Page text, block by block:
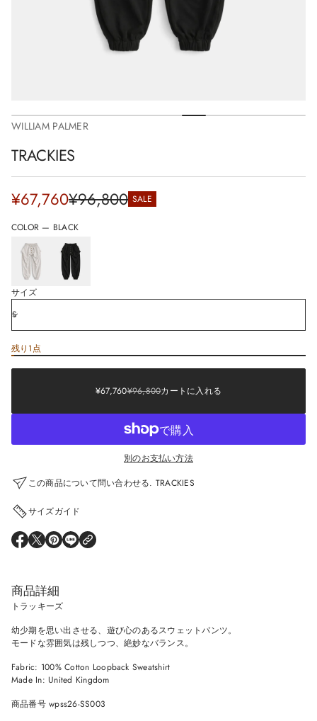
WILLIAM PALMER
TRACKIES
Sale
price
¥67,760Regular
price
¥96,800 SALE
COLOR — BLACK
サイズ
残り1点
price
SALE
¥67,760REGULAR
¥96,800カートに入れる
別のお支払い方法
この商品について問い合わせる. TRACKIES
サイズガイド
O
S
I
N
A
E
W
I
N
D
W
.
O
S
I
N
A
E
W
I
N
D
W
.
O
S
I
N
E
W
I
N
D
W
O
N
A
E
W
N
D
W
商品詳細
トラッキーズ
幼少期を思い出させる、遊び心のあるスウェットパンツ。
モードな雰囲気は残しつつ、絶妙なバランス。
Fabric: 100% Cotton Loopback Sweatshirt
Made In: United Kingdom
商品番号 wpss26-SS003